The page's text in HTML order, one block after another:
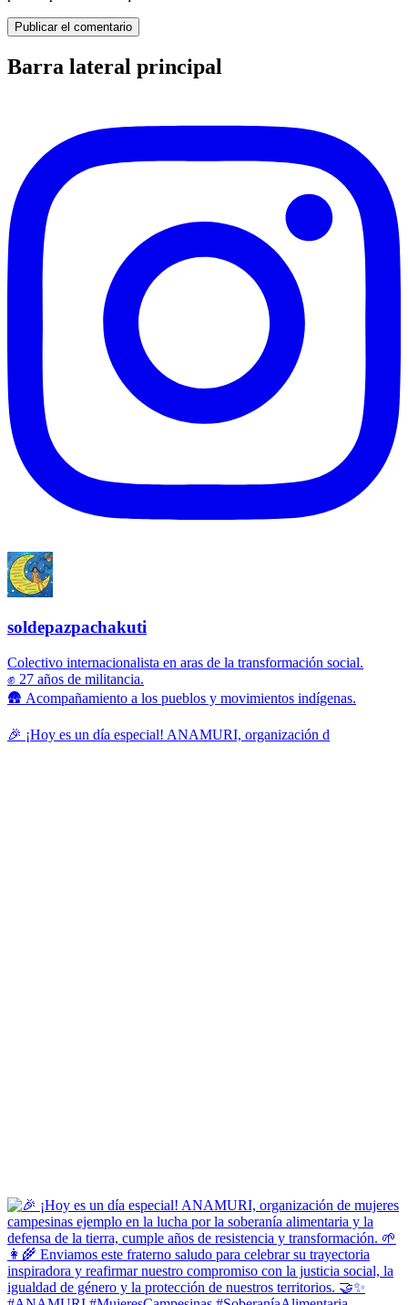
Barra lateral principal
soldepazpachakuti
Colectivo internacionalista en aras de la transformación social.
✊ 27 años de militancia.
🛖 Acompañamiento a los pueblos y movimientos indígenas.
🎉 ¡Hoy es un día especial! ANAMURI, organización d